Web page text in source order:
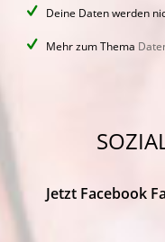
Deine Daten werden
Mehr zum Thema
Jetzt Facebook